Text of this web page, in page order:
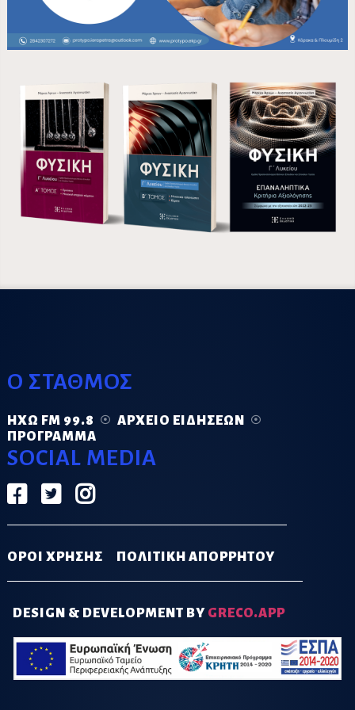
Ο ΣΤΑΘΜΟΣ
ΗΧΏ FM 99.8
ΑΡΧΕΊΟ ΕΙΔΉΣΕΩΝ
ΠΡΌΓΡΑΜΜΑ
SOCIAL MEDIA
ΟΡΟΙ ΧΡΗΣΗΣ ΠΟΛΙΤΙΚΗ ΑΠΟΡΡΗΤΟΥ
DESIGN & DEVELOPMENT BY GRECO.APP